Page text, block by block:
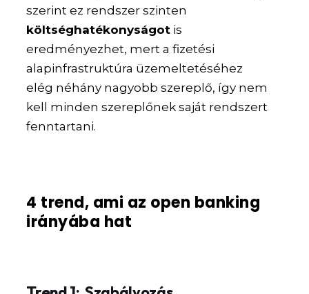
szerint ez rendszer szinten
költséghatékonyságot is
eredményezhet, mert a fizetési
alapinfrastruktúra üzemeltetéséhez
elég néhány nagyobb szereplő, így nem
kell minden szereplőnek saját rendszert
fenntartani.
4 trend, ami az open banking
irányába hat